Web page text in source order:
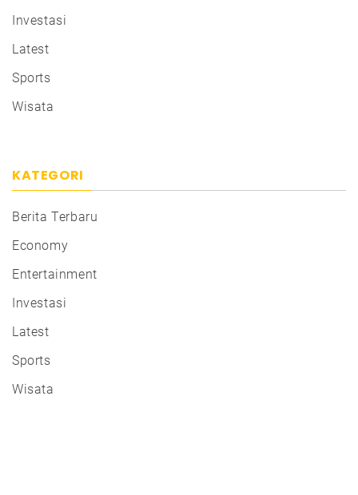
Investasi
Latest
Sports
Wisata
KATEGORI
Berita Terbaru
Economy
Entertainment
Investasi
Latest
Sports
Wisata